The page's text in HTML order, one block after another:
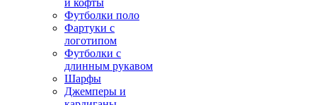
и кофты
Футболки поло
Фартуки с
логотипом
Футболки с
длинным рукавом
Шарфы
Джемперы и